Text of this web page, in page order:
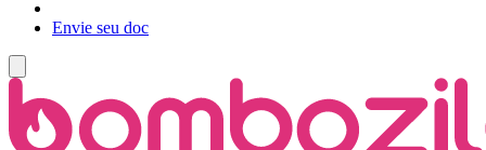
Envie seu doc